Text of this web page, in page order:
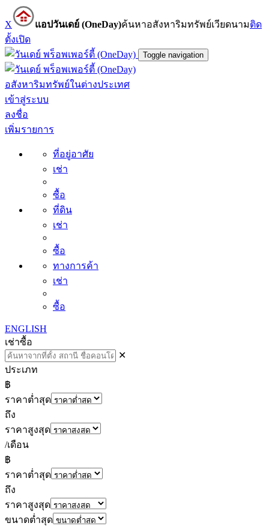
X แอปวันเดย์ (OneDay)ค้นหาอสังหาริมทรัพย์เวียดนามติด
ตั้งเปิด
Toggle navigation
อสังหาริมทรัพย์ในต่างประเทศ
เข้าสู่ระบบ
ลงชื่อ
เพิ่มรายการ
ที่อยู่อาศัย
เช่า
ซื้อ
ที่ดิน
เช่า
ซื้อ
ทางการค้า
เช่า
ซื้อ
ENGLISH
เช่าซื้อ
✕
ประเภท
฿
ราคาต่ำสุด
ถึง
ราคาสูงสุด
/เดือน
฿
ราคาต่ำสุด
ถึง
ราคาสูงสุด
ขนาดต่ำสุด